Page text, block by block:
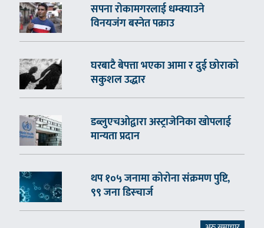
सपना रोकामगरलाई धम्क्याउने
विनयजंग बस्नेत पक्राउ
घरबाटै बेपत्ता भएका आमा र दुई छोराको
सकुशल उद्धार
डब्लुएचओद्वारा अस्ट्राजेनिका खोपलाई
मान्यता प्रदान
थप १०५ जनामा कोरोना संक्रमण पुष्टि,
९९ जना डिस्चार्ज